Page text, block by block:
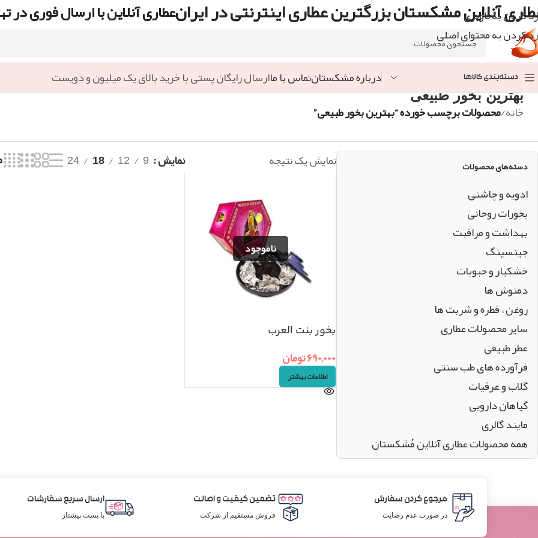
رد کردن به ناوبری
رد کردن به محتوای اصلی
آنلاین مشکستان بزرگترین عطاری اینترنتی در ایرانعطاری آنلاین با ارسال فوری در
دسته‌بندی کالاها درباره مشکستانتماس با ماارسال رایگان پستی با خرید بالای یک میلیون و دویست
بهترین بخور طبیعی
خانه/محصولات برچسب خورده “بهترین بخور طبیعی”
دسته‌های محصولات
ادویه و چاشنی
بخورات روحانی
بهداشت و مراقبت
جینسینگ
خشکبار و حبوبات
دمنوش ها
روغن ، قطره و شربت ها
سایر محصولات عطاری
عطر طبیعی
فرآورده های طب سنتی
گلاب و عرقیات
گیاهان دارویی
مایند گالری
همه محصولات عطاری آنلاین مُشکستان
نمایش یک نتیجه نمایش 9
12
18
24
بخور بنت العرب
۶۹۰,۰۰۰تومان
اطلاعات بیشتر
مرجوع کردن سفارش
در صورت عدم رضایت
تضمین کیفیت و اصالت
فروش مستقیم از شرکت
ارسال سریع سفارشات
با پست پیشتاز